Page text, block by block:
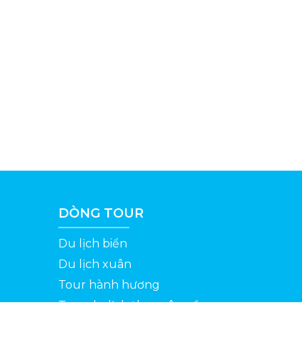
DÒNG TOUR
Du lịch biển
Du lịch xuân
Tour hành hương
Tour du lịch theo yêu cầu